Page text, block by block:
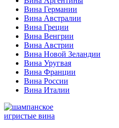
Вина Германии
Вина Австралии
Вина Греции
Вина Венгрии
Вина Австрии
Вина Новой Зеландии
Вина Уругвая
Вина Франции
Вина России
Вина Италии
игристые вина